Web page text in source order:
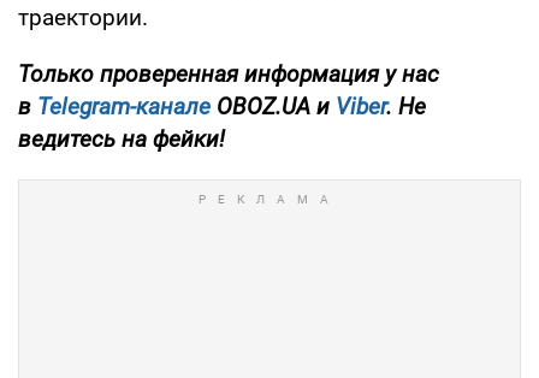
траектории.
Только проверенная информация у нас
в Telegram-канале OBOZ.UA и Viber. Не
ведитесь на фейки!